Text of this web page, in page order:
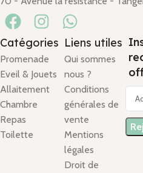
Catégories
Promenade
Eveil & Jouets
Allaitement
Chambre
Repas
Toilette
Liens utiles
Qui sommes
nous ?
Conditions
générales de
vente
Mentions
légales
Droit de